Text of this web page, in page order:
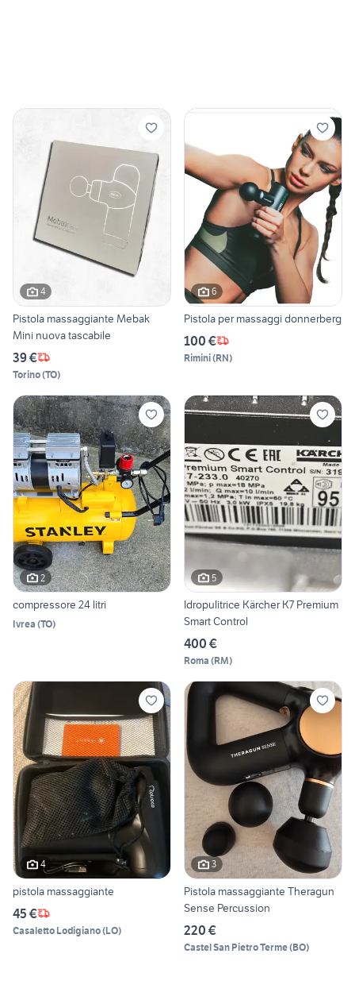
4
Pistola massaggiante Mebak
Mini nuova tascabile
39 €
Torino(TO)
6
Pistola per massaggi donnerberg
100 €
Rimini(RN)
2
compressore 24 litri
Ivrea (TO)
5
Idropulitrice Kärcher K7 Premium
Smart Control
400 €
Roma (RM)
4
pistola massaggiante
45 €
Casaletto Lodigiano(LO)
3
Pistola massaggiante Theragun
Sense Percussion
220 €
Castel San Pietro Terme(BO)